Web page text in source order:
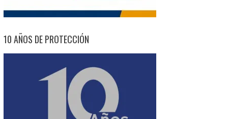
10 AÑOS DE PROTECCIÓN